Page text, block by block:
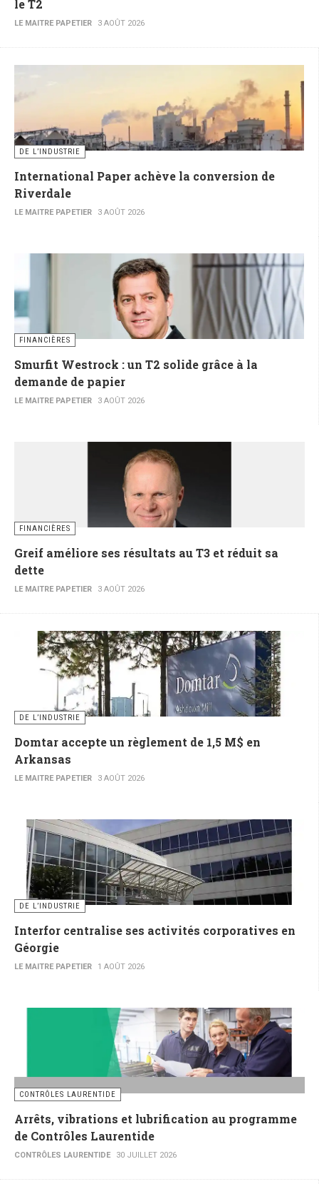
le T2
LE MAITRE PAPETIER 3 AOÛT 2026
DE L’INDUSTRIE
International Paper achève la conversion de
Riverdale
LE MAITRE PAPETIER 3 AOÛT 2026
FINANCIÈRES
Smurfit Westrock : un T2 solide grâce à la
demande de papier
LE MAITRE PAPETIER 3 AOÛT 2026
FINANCIÈRES
Greif améliore ses résultats au T3 et réduit sa
dette
LE MAITRE PAPETIER 3 AOÛT 2026
DE L’INDUSTRIE
Domtar accepte un règlement de 1,5 M$ en
Arkansas
LE MAITRE PAPETIER 3 AOÛT 2026
DE L’INDUSTRIE
Interfor centralise ses activités corporatives en
Géorgie
LE MAITRE PAPETIER 1 AOÛT 2026
CONTRÔLES LAURENTIDE
Arrêts, vibrations et lubrification au programme
de Contrôles Laurentide
CONTRÔLES LAURENTIDE 30 JUILLET 2026